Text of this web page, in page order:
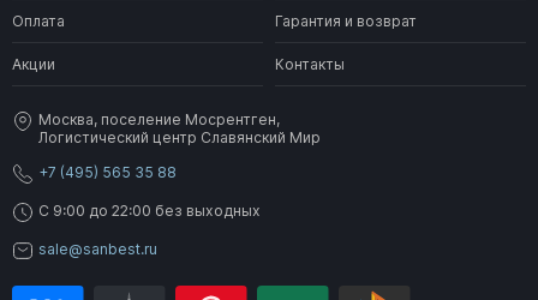
Оплата Гарантия и возврат
Акции Контакты
Москва, поселение Мосрентген,
Логистический центр Славянский Мир
+7 (495) 565 35 88
C 9:00 до 22:00 без выходных
sale@sanbest.ru